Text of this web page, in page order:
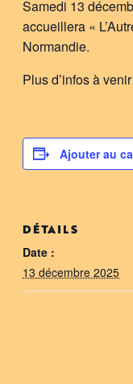
Samedi 13
accueillera «
Normandie.
Plus d’infos à
Ajouter au
DÉTAILS
Date :
13 décembre 2025